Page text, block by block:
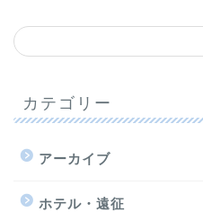
カテゴリー
アーカイブ
ホテル・遠征